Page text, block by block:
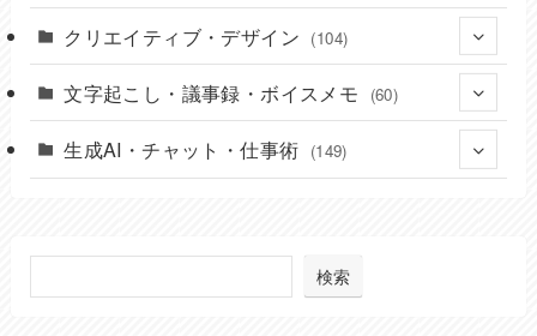
(15)
クリエイティブ・デザイン (104)
(22)
(17)
(7)
文字起こし・議事録・ボイスメモ (60)
(9)
(17)
生成AI・チャット・仕事術 (149)
(49)
検索